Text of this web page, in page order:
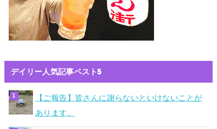
デイリー人気記事ベスト5
【ご報告】皆さんに謝らないといけないことが
あります。